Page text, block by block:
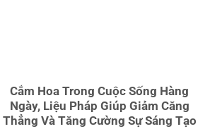
Cắm Hoa Trong Cuộc Sống Hàng
Ngày, Liệu Pháp Giúp Giảm Căng
Thẳng Và Tăng Cường Sự Sáng Tạo